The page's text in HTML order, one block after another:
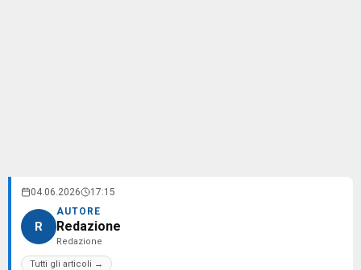
04.06.2026 17:15
R
AUTORE
Redazione
Redazione
Tutti gli articoli →